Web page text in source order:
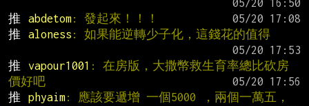
推
abdetom: 發起來！！！
推
aloness : 如果能逆轉少子化，這錢花的值得
推
vapour1001 : 在房版，大撒幣救生育率總比砍房
價好吧
推
phyaim: 應該要遞增 一個5000 ，兩個一萬五，